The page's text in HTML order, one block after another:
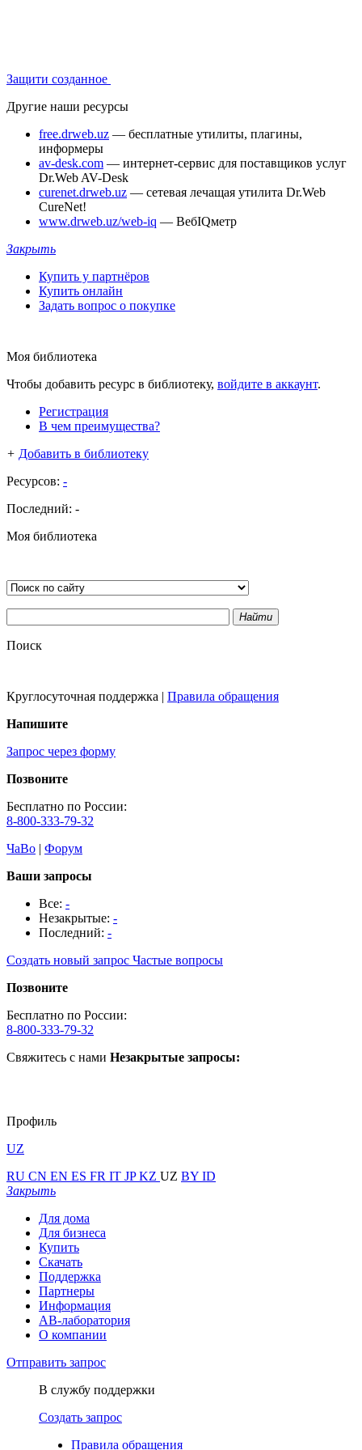
Защити созданное
Другие наши ресурсы
free.drweb.uz — бесплатные утилиты, плагины,
информеры
av-desk.com — интернет-сервис для поставщиков услуг
Dr.Web AV-Desk
curenet.drweb.uz — сетевая лечащая утилита Dr.Web
CureNet!
www.drweb.uz/web-iq — ВебIQметр
Закрыть
Купить у партнёров
Купить онлайн
Задать вопрос о покупке
Моя библиотека
Чтобы добавить ресурс в библиотеку, войдите в аккаунт.
Регистрация
В чем преимущества?
+ Добавить в библиотеку
Ресурсов: -
Последний: -
Моя библиотека
Найти
Поиск
Круглосуточная поддержка | Правила обращения
Напишите
Запрос через форму
Позвоните
Бесплатно по России:
8-800-333-79-32
ЧаВо | Форум
Ваши запросы
Все: -
Незакрытые: -
Последний: -
Создать новый запрос Частые вопросы
Позвоните
Бесплатно по России:
8-800-333-79-32
Свяжитесь с нами Незакрытые запросы:
Профиль
UZ
RU CN EN ES FR IT JPKZ UZ BY ID
Закрыть
Для дома
Для бизнеса
Купить
Скачать
Поддержка
Партнеры
Информация
АВ-лаборатория
О компании
Отправить запрос
В службу поддержки
Создать запрос
Правила обращения